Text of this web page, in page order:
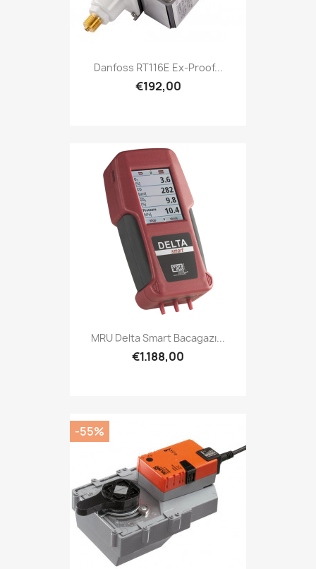
Danfoss RT116E Ex-Proof...
€192,00
MRU Delta Smart Bacagazı...
€1.188,00
-55%